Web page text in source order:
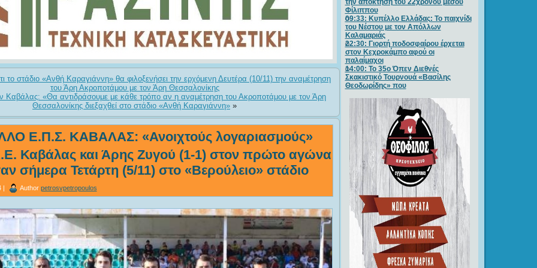
το στάδιο «Ανθή Καραγιάννη» θα φιλοξενήσει την ερχόμενη Δευτέρα (10/11) την αναμέτρηση
του Άρη Ακροποτάμου με τον Άρη Θεσσαλονίκης
Καβάλας: «Θα αντιδράσουμε με κάθε τρόπο αν η αναμέτρηση του Ακροποτάμου με τον Άρη
Θεσσαλονίκης διεξαχθεί στο στάδιο «Ανθή Καραγιάννη» »
Ε.Π.Σ. ΚΑΒΑΛΑΣ: «Ανοιχτούς λογαριασμούς»
Καβάλας και Άρης Ζυγού (1-1) στον πρώτο αγώνα
σήμερα Τετάρτη (5/11) στο «Βερούλειο» στάδιο
| Author petrosvpetropoulos
την απόκτηση του 22χρονου μέσου
Φίλιππου
09:33: Κυπέλλο Ελλάδας: Το παιχνίδι
του Νέστου με τον Απόλλων
Καλαμαριάς
22:30: Γιορτή ποδοσφαίρου έρχεται
στον Κεχροκάμπο αφού οι
παλαίμαχοι
14:00: Το 35ο Όπεν Διεθνές
Σκακιστικό Τουρνουά «Βασίλης
Θεοδωρίδης» που